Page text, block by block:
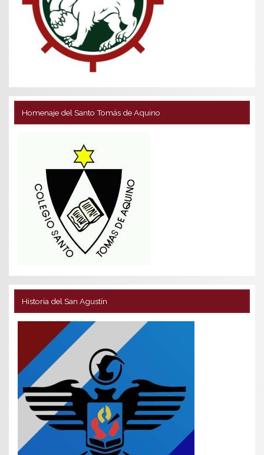
Homenaje del Santo Tomás de Aquino
Historia del San Agustín